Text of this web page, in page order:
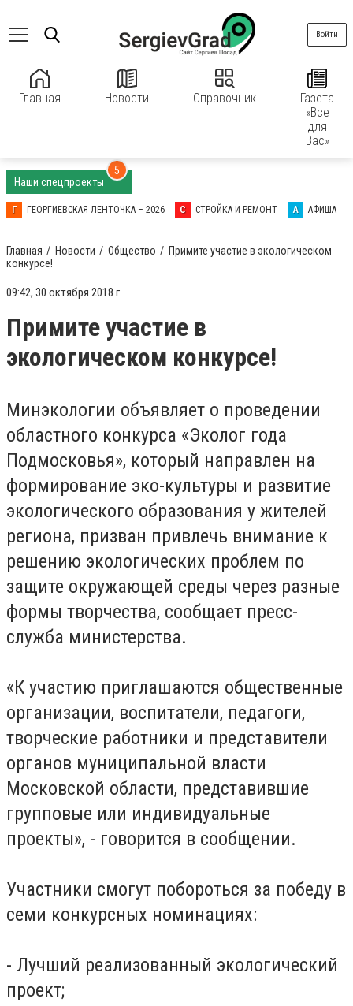
Главная Новости Справочник
Газета
«Все
для
Вас»
Войти
Наши спецпроекты
5
Г ГЕОРГИЕВСКАЯ ЛЕНТОЧКА – 2026 С СТРОЙКА И РЕМОНТ А АФИША
Главная Новости Общество
Примите участие в экологическом
конкурсе!
09:42, 30 октября 2018 г.
Примите участие в
экологическом конкурсе!
Минэкологии объявляет о проведении
областного конкурса «Эколог года
Подмосковья», который направлен на
формирование эко-культуры и развитие
экологического образования у жителей
региона, призван привлечь внимание к
решению экологических проблем по
защите окружающей среды через разные
формы творчества, сообщает пресс-
служба министерства.
«К участию приглашаются общественные
организации, воспитатели, педагоги,
творческие работники и представители
органов муниципальной власти
Московской области, представившие
групповые или индивидуальные
проекты», - говорится в сообщении.
Участники смогут побороться за победу в
семи конкурсных номинациях:
- Лучший реализованный экологический
проект;